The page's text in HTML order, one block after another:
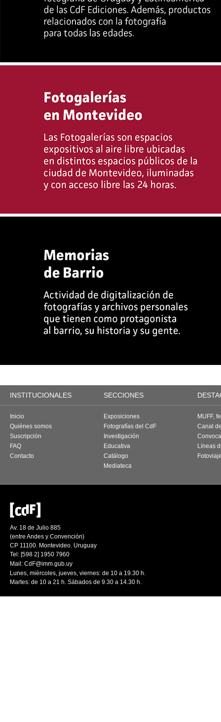
INSTITUCIONALES SECCIONES
Inicio
Quiénes somos
Suscripción
FAQ
Contacto
Exposiciones
Fotografías del CdF
Investigación
Educativa
Catálogo
Mediateca
MUFF,
Canal
Líneas
Av. 18 de Julio 885
(entre Andes y Convención)
CP 11100. Montevideo. Uruguay
Tel: [598 2] 1950 7960
Mail: CdF@imm.gub.uy
Lunes, miércoles, jueves, viernes: de 10 a 19.30 h.
Martes: de 10 a 21 h. Sábados de 9.30 a 14.30 h.